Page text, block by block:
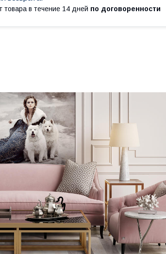
товара в течение 14 дней по договоренности